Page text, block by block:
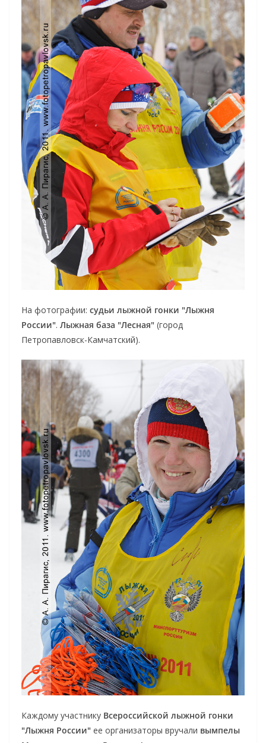
На фотографии: судьи лыжной гонки "Лыжня
России". Лыжная база "Лесная" (город
Петропавловск-Камчатский).
Каждому участнику Всероссийской лыжной гонки
"Лыжня России" ее организаторы вручали вымпелы